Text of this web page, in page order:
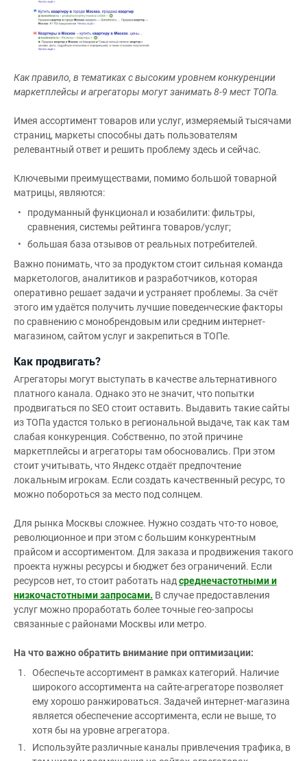
Как правило, в тематиках с высоким уровнем конкуренции
маркетплейсы и агрегаторы могут занимать 8-9 мест ТОПа.
Имея ассортимент товаров или услуг, измеряемый тысячами
страниц, маркеты способны дать пользователям
релевантный ответ и решить проблему здесь и сейчас.
Ключевыми преимуществами, помимо большой товарной
матрицы, являются:
продуманный функционал и юзабилити: фильтры,
сравнения, системы рейтинга товаров/услуг;
большая база отзывов от реальных потребителей.
Важно понимать, что за продуктом стоит сильная команда
маркетологов, аналитиков и разработчиков, которая
оперативно решает задачи и устраняет проблемы. За счёт
этого им удаётся получить лучшие поведенческие факторы
по сравнению с монобрендовым или средним интернет-
магазином, сайтом услуг и закрепиться в ТОПе.
Как продвигать?
Агрегаторы могут выступать в качестве альтернативного
платного канала. Однако это не значит, что попытки
продвигаться по SEO стоит оставить. Выдавить такие сайты
из ТОПа удастся только в региональной выдаче, так как там
слабая конкуренция. Собственно, по этой причине
маркетплейсы и агрегаторы там обосновались. При этом
стоит учитывать, что Яндекс отдаёт предпочтение
локальным игрокам. Если создать качественный ресурс, то
можно побороться за место под солнцем.
Для рынка Москвы сложнее. Нужно создать что-то новое,
революционное и при этом с большим конкурентным
прайсом и ассортиментом. Для заказа и продвижения такого
проекта нужны ресурсы и бюджет без ограничений. Если
ресурсов нет, то стоит работать над среднечастотными и
низкочастотными запросами. В случае предоставления
услуг можно проработать более точные гео-запросы
связанные с районами Москвы или метро.
На что важно обратить внимание при оптимизации:
Обеспечьте ассортимент в рамках категорий. Наличие
широкого ассортимента на сайте-агрегаторе позволяет
ему хорошо ранжироваться. Задачей интернет-магазина
является обеспечение ассортимента, если не выше, то
хотя бы на уровне агрегатора.
Используйте различные каналы привлечения трафика, в